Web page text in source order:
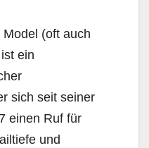
Model (oft auch
ein
sich seit seiner
einen Ruf für
und